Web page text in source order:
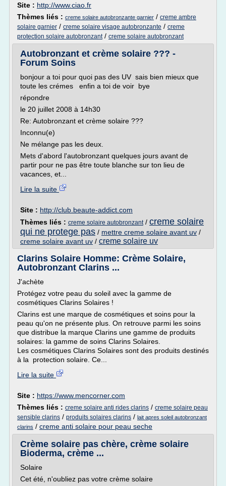
Site : http://www.ciao.fr
Thèmes liés : creme solaire autobronzante garnier / creme ambre
solaire garnier / creme solaire visage autobronzante / creme
protection solaire autobronzant/ creme solaire autobronzant
Autobronzant et crème solaire ??? -
Forum Soins
bonjour a toi pour quoi pas des UV sais bien mieux que
toute les crémes enfin a toi de voir bye
répondre
le 20 juillet 2008 à 14h30
Re: Autobronzant et crème solaire ???
Inconnu(e)
Ne mélange pas les deux.
Mets d'abord l'autobronzant quelques jours avant de
partir pour ne pas être toute blanche sur ton lieu de
vacances, et...
Lire la suite
Site : http://club.beaute-addict.com
Thèmes liés : creme solaire autobronzant/ creme solaire
qui ne protege pas / mettre creme solaire avant uv /
creme solaire avant uv / creme solaire uv
Clarins Solaire Homme: Crème Solaire,
Autobronzant Clarins ...
J'achète
Protégez votre peau du soleil avec la gamme de
cosmétiques Clarins Solaires !
Clarins est une marque de cosmétiques et soins pour la
peau qu'on ne présente plus. On retrouve parmi les soins
que distribue la marque Clarins une gamme de produits
solaires: la gamme de soins Clarins Solaires.
Les cosmétiques Clarins Solaires sont des produits destinés
à la protection solaire. Ce...
Lire la suite
Site : https://www.mencorner.com
Thèmes liés : creme solaire anti rides clarins / creme solaire peau
sensible clarins / produits solaires clarins / lait apres soleil autobronzant
clarins / creme anti solaire pour peau seche
Crème solaire pas chère, crème solaire
Bioderma, crème ...
Solaire
Cet été, n'oubliez pas votre crème solaire